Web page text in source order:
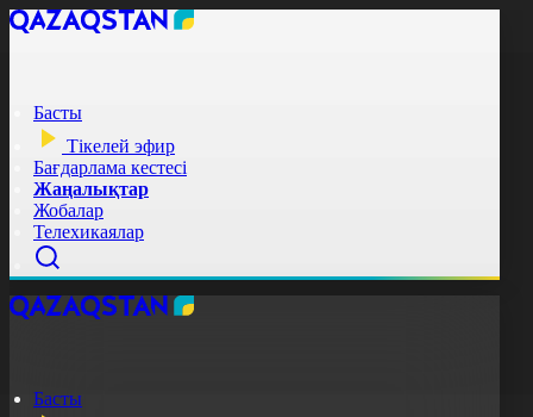
Басты
Тікелей эфир
Бағдарлама кестесі
Жаңалықтар
Жобалар
Телехикаялар
Басты